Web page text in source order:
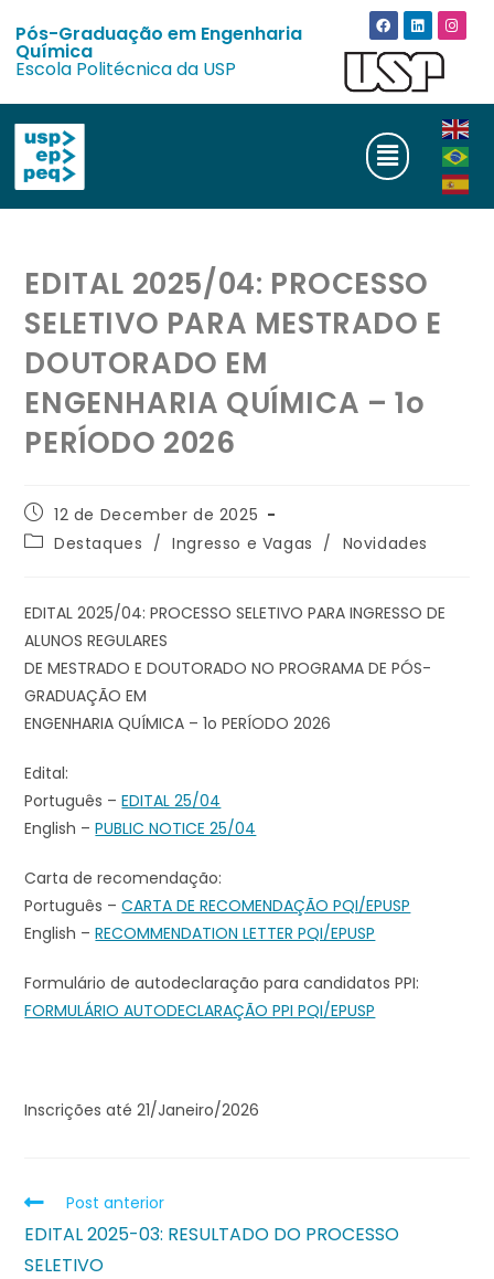
Pós-Graduação em Engenharia
Química
Escola Politécnica da USP
EDITAL 2025/04: PROCESSO
SELETIVO PARA MESTRADO E
DOUTORADO EM
ENGENHARIA QUÍMICA – 1o
PERÍODO 2026
12 de December de 2025
Destaques / Ingresso e Vagas / Novidades
EDITAL 2025/04: PROCESSO SELETIVO PARA INGRESSO DE
ALUNOS REGULARES
DE MESTRADO E DOUTORADO NO PROGRAMA DE PÓS-
GRADUAÇÃO EM
ENGENHARIA QUÍMICA – 1o PERÍODO 2026
Edital:
Português –EDITAL 25/04
English –PUBLIC NOTICE 25/04
Carta de recomendação:
Português –CARTA DE RECOMENDAÇÃO PQI/EPUSP
English –RECOMMENDATION LETTER PQI/EPUSP
Formulário de autodeclaração para candidatos PPI:
FORMULÁRIO AUTODECLARAÇÃO PPI PQI/EPUSP
Inscrições até 21/Janeiro/2026
Post anterior
EDITAL 2025-03: RESULTADO DO PROCESSO
SELETIVO